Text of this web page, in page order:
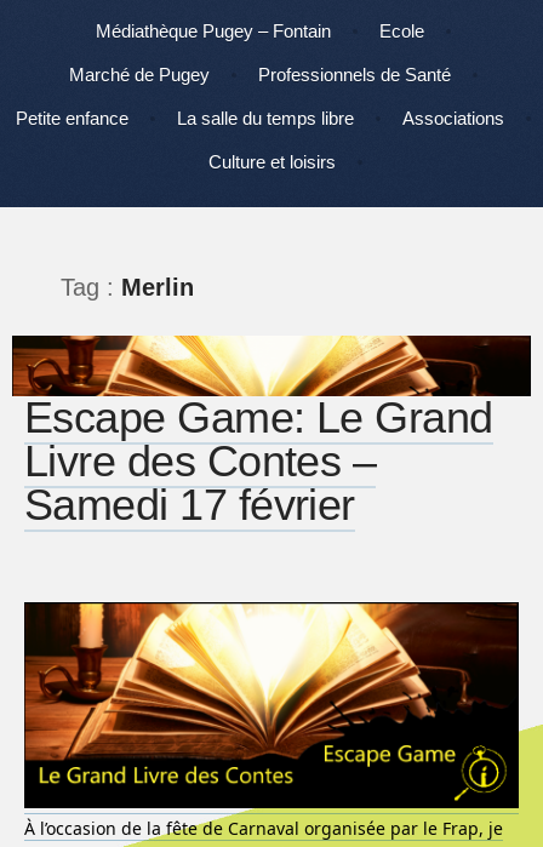
Médiathèque Pugey – Fontain Ecole
Marché de Pugey Professionnels de Santé
Petite enfance La salle du temps libre Associations
Culture et loisirs
Tag : Merlin
Escape Game: Le Grand
Livre des Contes –
Samedi 17 février
À l’occasion de la fête de Carnaval organisée par le Frap, je